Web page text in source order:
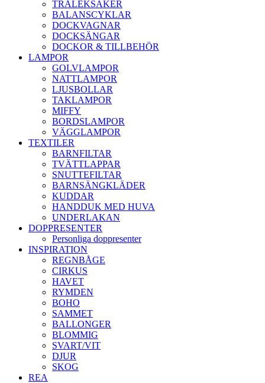
TRÄLEKSAKER
BALANSCYKLAR
DOCKVAGNAR
DOCKSÄNGAR
DOCKOR & TILLBEHÖR
LAMPOR
GOLVLAMPOR
NATTLAMPOR
LJUSBOLLAR
TAKLAMPOR
MIFFY
BORDSLAMPOR
VÄGGLAMPOR
TEXTILER
BARNFILTAR
TVÄTTLAPPAR
SNUTTEFILTAR
BARNSÄNGKLÄDER
KUDDAR
HANDDUK MED HUVA
UNDERLAKAN
DOPPRESENTER
Personliga doppresenter
INSPIRATION
REGNBÅGE
CIRKUS
HAVET
RYMDEN
BOHO
SAMMET
BALLONGER
BLOMMIG
SVART/VIT
DJUR
SKOG
REA